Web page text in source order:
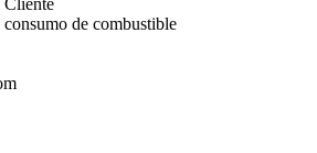
Cliente
consumo de combustible